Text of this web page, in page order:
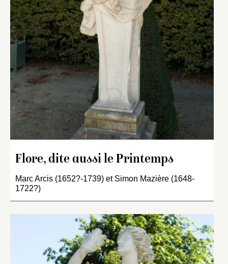
Flore, dite aussi le Printemps
Marc Arcis (1652?-1739) et Simon Mazière (1648-
1722?)